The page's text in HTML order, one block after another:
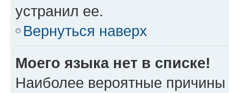
устранил ее.
Вернуться наверх
Моего языка нет в списке!
Наиболее вероятные причины